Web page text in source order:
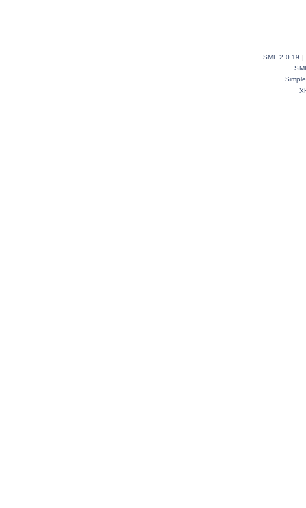
SMF 2.0.19 |